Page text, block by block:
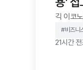
긱 이코
국의
이 프리
#비즈니
21시간 전